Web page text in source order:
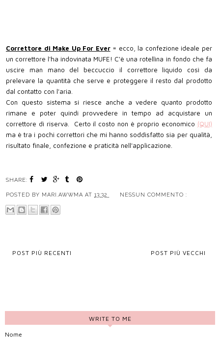
Correttore di Make Up For Ever= ecco, la confezione ideale per
un correttore l'ha indovinata MUFE! C'è una rotellina in fondo che fa
uscire man mano del beccuccio il correttore liquido così da
prelevare la quantità che serve e proteggere il resto dal prodotto
dal contatto con l'aria.
Con questo sistema si riesce anche a vedere quanto prodotto
rimane e poter quindi provvedere in tempo ad acquistare un
correttore di riserva. Certo il costo non è proprio economico (QUI)
ma è tra i pochi correttori che mi hanno soddisfatto sia per qualità,
risultato finale, confezione e praticità nell'applicazione.
SHARE:
POSTED BY MARI.AWWMA AT 13:32 NESSUN COMMENTO :
POST PIÙ RECENTI POST PIÙ VECCHI
WRITE TO ME
Nome